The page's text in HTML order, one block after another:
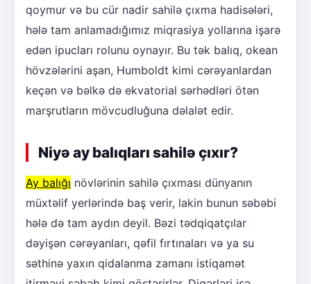
qoymur və bu cür nadir sahilə çıxma hadisələri,
hələ tam anlamadığımız miqrasiya yollarına işarə
edən ipucları rolunu oynayır. Bu tək balıq, okean
hövzələrini aşan, Humboldt kimi cərəyanlardan
keçən və bəlkə də ekvatorial sərhədləri ötən
marşrutların mövcudluğuna dəlalət edir.
Niyə ay balıqları sahilə çıxır?
Ay balığı növlərinin sahilə çıxması dünyanın
müxtəlif yerlərində baş verir, lakin bunun səbəbi
hələ də tam aydın deyil. Bəzi tədqiqatçılar
dəyişən cərəyanları, qəfil fırtınaları və ya su
səthinə yaxın qidalanma zamanı istiqamət